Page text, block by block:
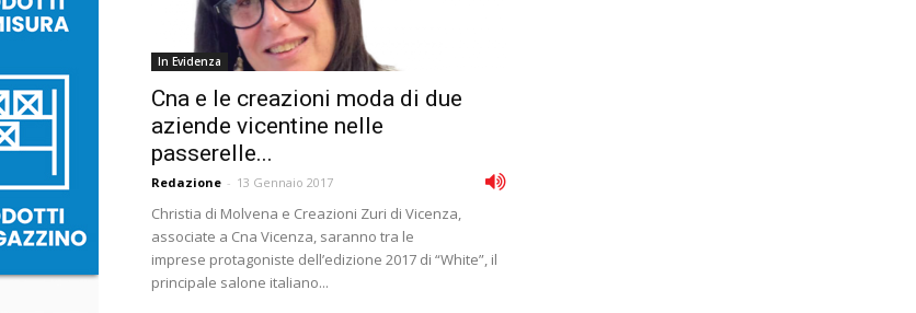
In Evidenza
Cna e le creazioni moda di due
aziende vicentine nelle
passerelle...
Redazione - 13 Gennaio 2017
Christia di Molvena e Creazioni Zuri di Vicenza,
associate a Cna Vicenza, saranno tra le
imprese protagoniste dell’edizione 2017 di “White”, il
principale salone italiano...